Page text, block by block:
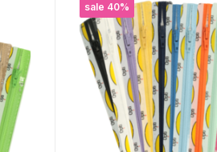
sale 40%